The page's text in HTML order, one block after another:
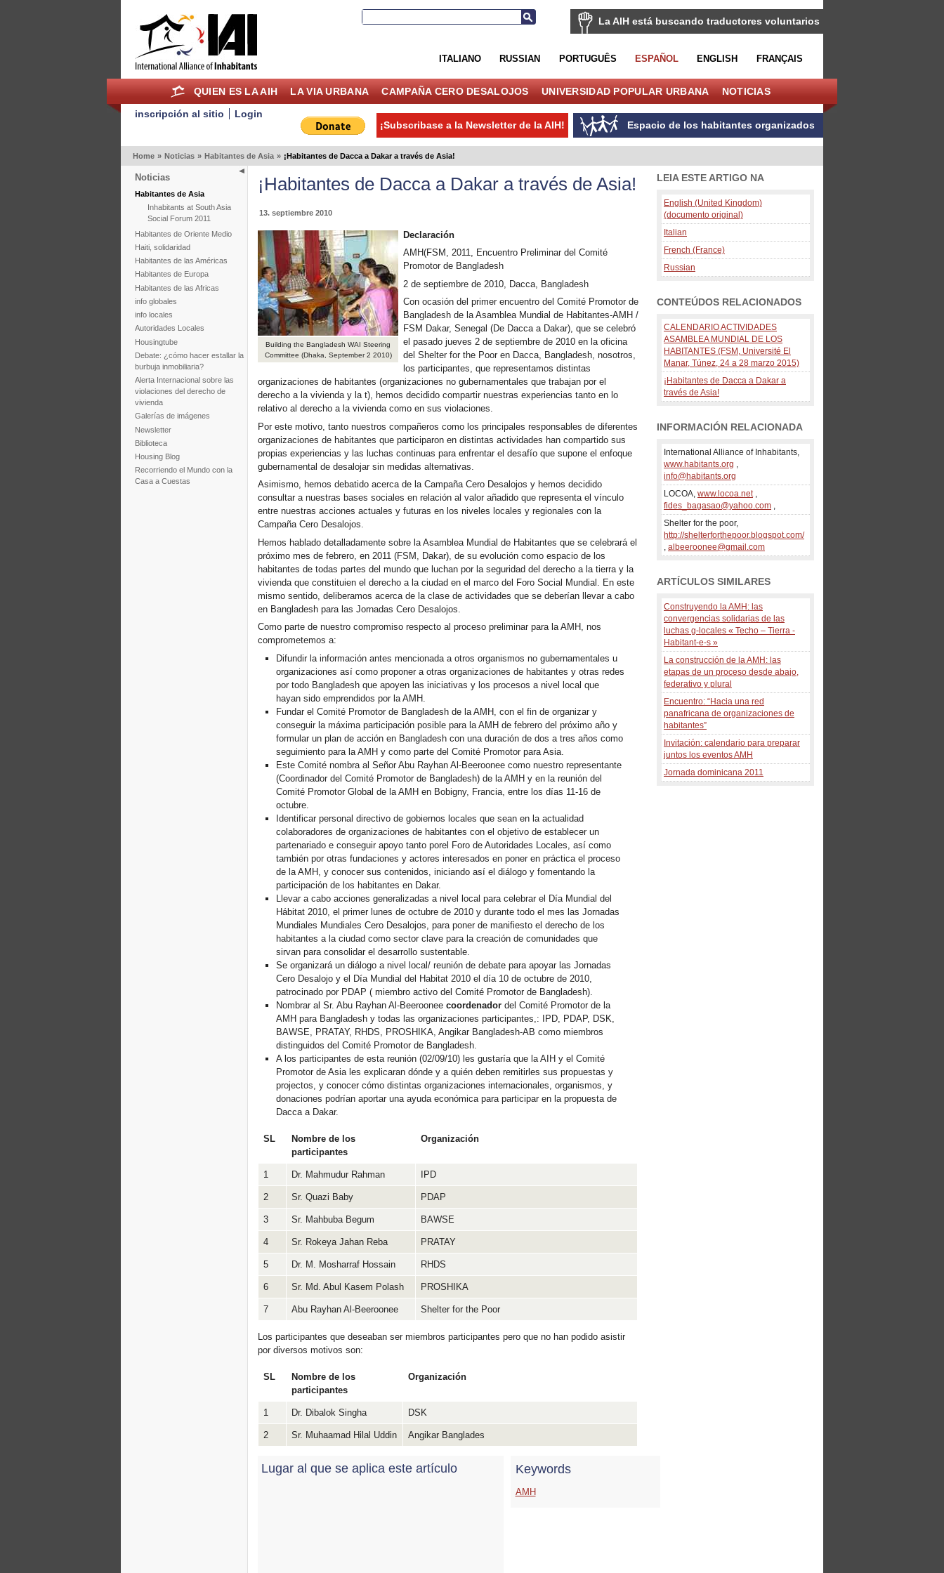
La AIH está buscando traductores voluntarios
ITALIANO RUSSIAN PORTUGUÊS ESPAÑOL ENGLISH FRANÇAIS
QUIEN ES LA AIH LA VIA URBANA CAMPAÑA CERO DESALOJOS UNIVERSIDAD POPULAR URBANA NOTICIAS
inscripción al sitio
Login
Espacio de los habitantes organizados
¡Subscribase a la Newsletter de la AIH!
Home » Noticias » Habitantes de Asia » ¡Habitantes de Dacca a Dakar a través de Asia!
Noticias
Habitantes de Asia
Inhabitants at South Asia
Social Forum 2011
Habitantes de Oriente Medio
Haiti, solidaridad
Habitantes de las Américas
Habitantes de Europa
Habitantes de las Africas
info globales
info locales
Autoridades Locales
Housingtube
Debate: ¿cómo hacer estallar la
burbuja inmobiliaria?
Alerta Internacional sobre las
violaciones del derecho de
vivienda
Galerías de imágenes
Newsletter
Biblioteca
Housing Blog
Recorriendo el Mundo con la
Casa a Cuestas
¡Habitantes de Dacca a Dakar a través de Asia!
13. septiembre 2010
Building the Bangladesh WAI Steering
Committee (Dhaka, September 2 2010)
Declaración
AMH(FSM, 2011, Encuentro Preliminar del Comité
Promotor de Bangladesh
2 de septiembre de 2010, Dacca, Bangladesh
Con ocasión del primer encuentro del Comité Promotor de
Bangladesh de la Asamblea Mundial de Habitantes-AMH /
FSM Dakar, Senegal (De Dacca a Dakar), que se celebró
el pasado jueves 2 de septiembre de 2010 en la oficina
del Shelter for the Poor en Dacca, Bangladesh, nosotros,
los participantes, que representamos distintas
organizaciones de habitantes (organizaciones no gubernamentales que trabajan por el
derecho a la vivienda y la t), hemos decidido compartir nuestras experiencias tanto en lo
relativo al derecho a la vivienda como en sus violaciones.
Por este motivo, tanto nuestros compañeros como los principales responsables de diferentes
organizaciones de habitantes que participaron en distintas actividades han compartido sus
propias experiencias y las luchas continuas para enfrentar el desafío que supone el enfoque
gubernamental de desalojar sin medidas alternativas.
Asimismo, hemos debatido acerca de la Campaña Cero Desalojos y hemos decidido
consultar a nuestras bases sociales en relación al valor añadido que representa el vínculo
entre nuestras acciones actuales y futuras en los niveles locales y regionales con la
Campaña Cero Desalojos.
Hemos hablado detalladamente sobre la Asamblea Mundial de Habitantes que se celebrará el
próximo mes de febrero, en 2011 (FSM, Dakar), de su evolución como espacio de los
habitantes de todas partes del mundo que luchan por la seguridad del derecho a la tierra y la
vivienda que constituien el derecho a la ciudad en el marco del Foro Social Mundial. En este
mismo sentido, deliberamos acerca de la clase de actividades que se deberían llevar a cabo
en Bangladesh para las Jornadas Cero Desalojos.
Como parte de nuestro compromiso respecto al proceso preliminar para la AMH, nos
comprometemos a:
Difundir la información antes mencionada a otros organismos no gubernamentales u
organizaciones así como proponer a otras organizaciones de habitantes y otras redes
por todo Bangladesh que apoyen las iniciativas y los procesos a nivel local que
hayan sido emprendidos por la AMH.
Fundar el Comité Promotor de Bangladesh de la AMH, con el fin de organizar y
conseguir la máxima participación posible para la AMH de febrero del próximo año y
formular un plan de acción en Bangladesh con una duración de dos a tres años como
seguimiento para la AMH y como parte del Comité Promotor para Asia.
Este Comité nombra al Señor Abu Rayhan Al-Beeroonee como nuestro representante
(Coordinador del Comité Promotor de Bangladesh) de la AMH y en la reunión del
Comité Promotor Global de la AMH en Bobigny, Francia, entre los días 11-16 de
octubre.
Identificar personal directivo de gobiernos locales que sean en la actualidad
colaboradores de organizaciones de habitantes con el objetivo de establecer un
partenariado e conseguir apoyo tanto porel Foro de Autoridades Locales, así como
también por otras fundaciones y actores interesados en poner en práctica el proceso
de la AMH, y conocer sus contenidos, iniciando así el diálogo y fomentando la
participación de los habitantes en Dakar.
Llevar a cabo acciones generalizadas a nivel local para celebrar el Día Mundial del
Hábitat 2010, el primer lunes de octubre de 2010 y durante todo el mes las Jornadas
Mundiales Mundiales Cero Desalojos, para poner de manifiesto el derecho de los
habitantes a la ciudad como sector clave para la creación de comunidades que
sirvan para consolidar el desarrollo sustentable.
Se organizará un diálogo a nivel local/ reunión de debate para apoyar las Jornadas
Cero Desalojo y el Día Mundial del Habitat 2010 el día 10 de octubre de 2010,
patrocinado por PDAP ( miembro activo del Comité Promotor de Bangladesh).
Nombrar al Sr. Abu Rayhan Al-Beeroonee coordenadordel Comité Promotor de la
AMH para Bangladesh y todas las organizaciones participantes,: IPD, PDAP, DSK,
BAWSE, PRATAY, RHDS, PROSHIKA, Angikar Bangladesh-AB como miembros
distinguidos del Comité Promotor de Bangladesh.
A los participantes de esta reunión (02/09/10) les gustaría que la AIH y el Comité
Promotor de Asia les explicaran dónde y a quién deben remitirles sus propuestas y
projectos, y conocer cómo distintas organizaciones internacionales, organismos, y
donaciones podrían aportar una ayuda económica para participar en la propuesta de
Dacca a Dakar.
SL
Nombre de los
participantes
Organización
1 Dr. Mahmudur Rahman IPD
2 Sr. Quazi Baby PDAP
3 Sr. Mahbuba Begum BAWSE
4 Sr. Rokeya Jahan Reba PRATAY
5 Dr. M. Mosharraf Hossain RHDS
6 Sr. Md. Abul Kasem Polash PROSHIKA
7 Abu Rayhan Al-Beeroonee Shelter for the Poor
Los participantes que deseaban ser miembros participantes pero que no han podido asistir
por diversos motivos son:
SL
Nombre de los
participantes
Organización
1 Dr. Dibalok Singha DSK
2 Sr. Muhaamad Hilal Uddin Angikar Banglades
Lugar al que se aplica este artículo Keywords
AMH
LEIA ESTE ARTIGO NA
English (United Kingdom)
(documento original)
Italian
French (France)
Russian
CONTEÚDOS RELACIONADOS
CALENDARIO ACTIVIDADES
ASAMBLEA MUNDIAL DE LOS
HABITANTES (FSM, Université El
Manar, Túnez, 24 a 28 marzo 2015)
¡Habitantes de Dacca a Dakar a
través de Asia!
INFORMACIÓN RELACIONADA
International Alliance of Inhabitants,
www.habitants.org
info@habitants.org
LOCOA, www.locoa.net,
fides_bagasao@yahoo.com
Shelter for the poor,
http://shelterforthepoor.blogspot.com/
albeeroonee@gmail.com
ARTÍCULOS SIMILARES
Construyendo la AMH: las
convergencias solidarias de las
luchas g-locales « Techo – Tierra -
Habitant-e-s »
La construcción de la AMH: las
etapas de un proceso desde abajo,
federativo y plural
Encuentro: “Hacia una red
panafricana de organizaciones de
habitantes”
Invitación: calendario para preparar
juntos los eventos AMH
Jornada dominicana 2011